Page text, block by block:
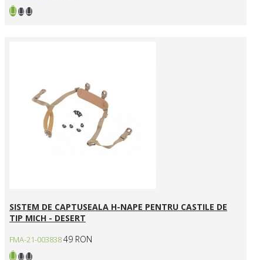
SISTEM DE CAPTUSEALA H-NAPE PENTRU CASTILE DE
TIP MICH - DESERT
FMA-21-00383849 RON